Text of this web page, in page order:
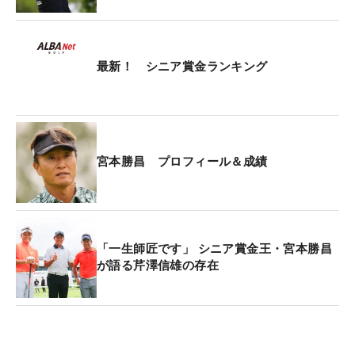
る米シニアQTの最終予選会に、その権利を使い出場
する決意を固めた。
上位4位までの選手には翌年の「全米シニアオープ
ン」、「全米プロシニア」、さらに賞金ランキング
10位までの上位2名には「全英シニアオープン」の
出場権が与えられてきた。これを意識する選手も多
い。
現在ランク4位につける兼本貴司は、昨年、同3位の
資格で自身初の海外メジャー全米シニアオープンと
全米プロシニアにも出場している。そして今年の開
最新！ シニア賞金ランキング
宮本勝昌 プロフィール＆成績
「一生師匠です」 シニア賞金王・宮本勝昌
が語る芹澤信雄の存在